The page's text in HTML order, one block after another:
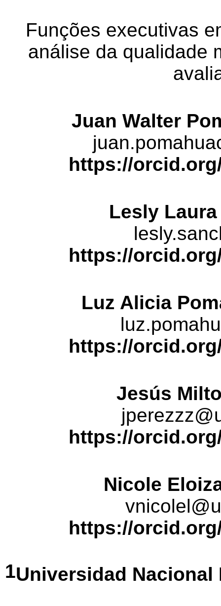
Funções executivas
análise da qualidade
Juan Walter
https://
LeslyLaura
https://
Luz Alicia
https://
Jesús
https://
Nicole
https://
1Universidad Nacional